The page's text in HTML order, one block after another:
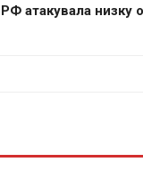
РФ атакувала низку